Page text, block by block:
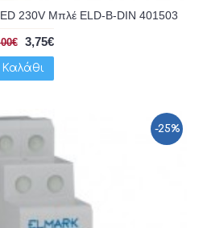
230V Μπλέ ELD-B-DIN 401503
3,75€
Καλάθι
-25%